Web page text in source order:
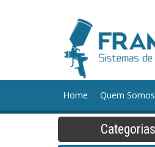
Home Quem Somos
CABO E FONTECategorias